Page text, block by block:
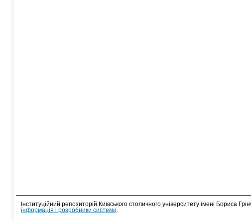
Інституційний репозиторій Київського столичного університету імені Бориса
інформація і розробники системи